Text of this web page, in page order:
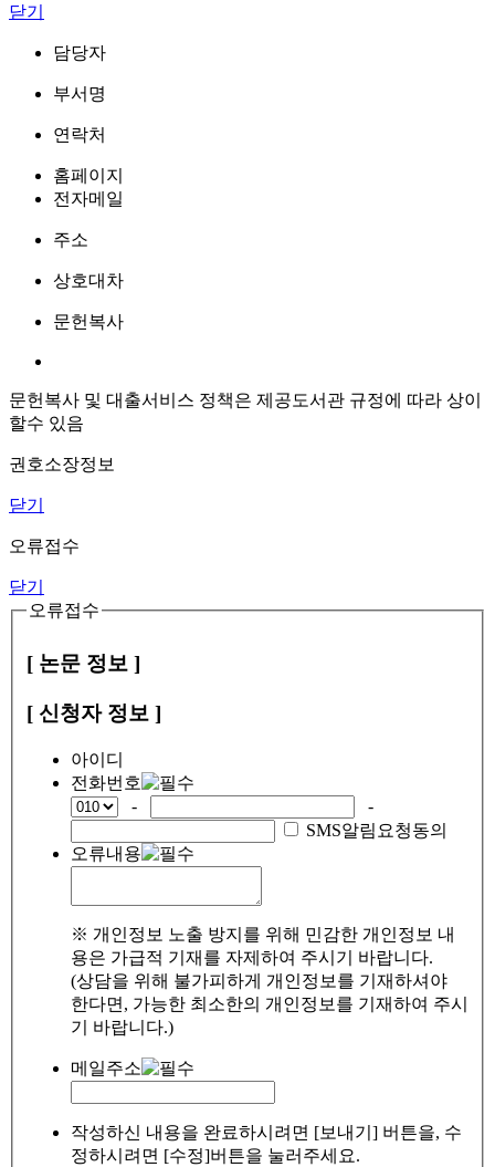
닫기
담당자
부서명
연락처
홈페이지
전자메일
주소
상호대차
문헌복사
문헌복사 및 대출서비스 정책은 제공도서관 규정에 따라 상이
할수 있음
권호소장정보
닫기
오류접수
닫기
오류접수
[ 논문 정보 ]
[ 신청자 정보 ]
아이디
전화번호
-
-
SMS알림요청동의
오류내용
※ 개인정보 노출 방지를 위해 민감한 개인정보 내
용은 가급적 기재를 자제하여 주시기 바랍니다.
(상담을 위해 불가피하게 개인정보를 기재하셔야
한다면, 가능한 최소한의 개인정보를 기재하여 주시
기 바랍니다.)
메일주소
작성하신 내용을 완료하시려면 [보내기] 버튼을, 수
정하시려면 [수정]버튼을 눌러주세요.